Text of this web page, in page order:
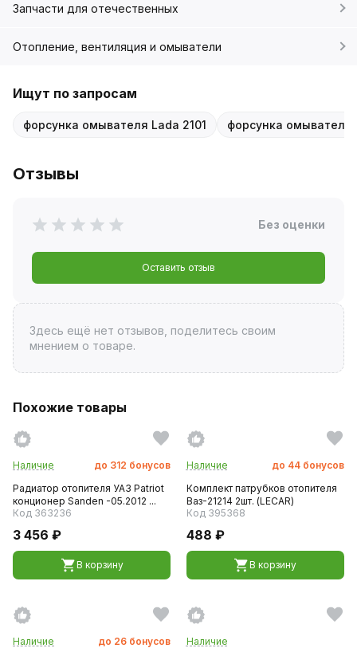
Запчасти для отечественных
Отопление, вентиляция и омыватели
Ищут по запросам
форсунка омывателя Lada 2101 форсунка омывателя
Отзывы
Без оценки
Оставить отзыв
Здесь ещё нет отзывов, поделитесь своим
мнением о товаре.
Похожие товары
Наличие до 312 бонусов
Радиатор отопителя УАЗ Patriot
конционер Sanden -05.2012 ...
Код 363236
3 456 ₽
В корзину
Наличие до 44 бонусов
Комплект патрубков отопителя
Ваз-21214 2шт. (LECAR)
Код 395368
488 ₽
В корзину
Наличие до 26 бонусов
Наличие